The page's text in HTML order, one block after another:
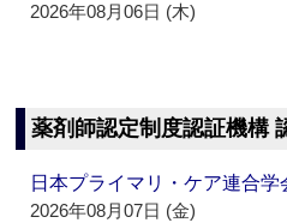
2026年08月06日 (木)
薬剤師認定制度認証機構
日本プライマリ・ケア連合
2026年08月07日 (金)